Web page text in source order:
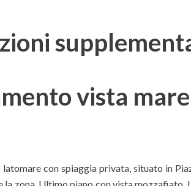
vista mare
con spiaggia privata, situato in